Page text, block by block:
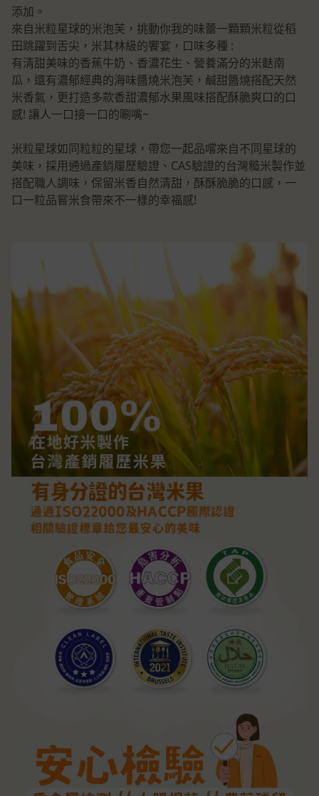
添加。
來自米粒星球的米泡芙，挑動你我的味蕾一顆顆米粒從稻
田跳躍到舌尖，米其林級的饗宴，口味多種 :
有清甜美味的香蕉牛奶、香濃花生、營養滿分的米麩南
瓜，還有濃郁經典的海味醬燒米泡芙，鹹甜醬燒搭配天然
米香氣，更打造多款香甜濃郁水果風味搭配酥脆爽口的口
感! 讓人一口接一口的唰嘴~
米粒星球如同粒粒的星球，帶您一起品嚐來自不同星球的
美味，採用通過產銷履歷驗證、CAS驗證的台灣糙米製作並
搭配職人調味，保留米香自然清甜，酥酥脆脆的口感，一
口一粒品嘗米食帶來不一樣的幸福感!